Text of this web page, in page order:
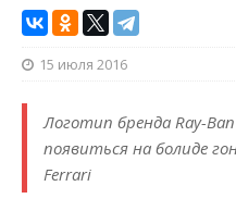
15 июля 2016
Логотип бренда Ray-
появиться на болиде
Ferrari